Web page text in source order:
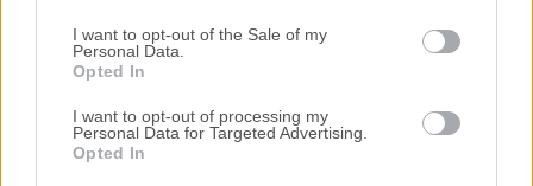
I want to opt-out of the Sale of my
Personal Data.
Opted In
I want to opt-out of processing my
Personal Data for Targeted Advertising.
Opted In